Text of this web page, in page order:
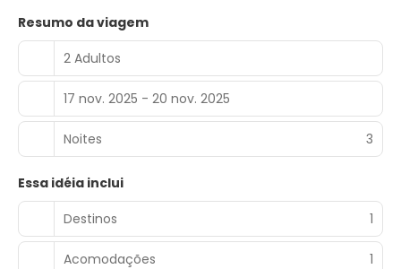
Resumo da viagem
2 Adultos
17 nov. 2025 - 20 nov. 2025
Noites 3
Essa idéia inclui
Destinos
1
Acomodações 1